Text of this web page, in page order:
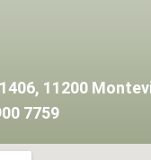
11200
7759